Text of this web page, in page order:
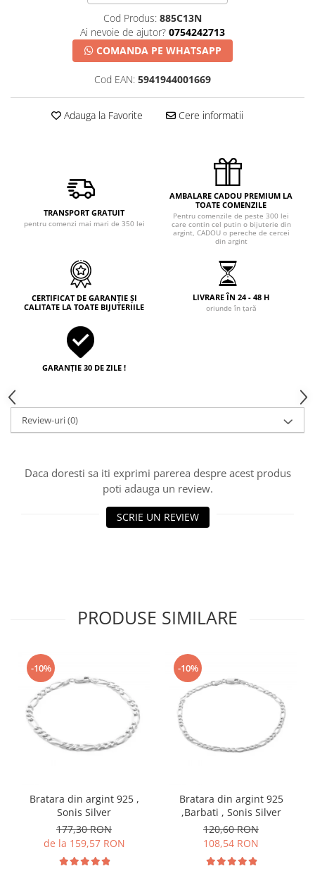
Cod Produs: 885C13N
Ai nevoie de ajutor? 0754242713
COMANDA PE WHATSAPP
Cod EAN: 5941944001669
Adauga la Favorite Cere informatii
TRANSPORT GRATUIT
pentru comenzi mai mari de 350 lei
AMBALARE CADOU PREMIUM LA
TOATE COMENZILE
Pentru comenzile de peste 300 lei
care contin cel putin o bijuterie din
argint, CADOU o pereche de cercei
din argint
CERTIFICAT DE GARANȚIE ȘI
CALITATE LA TOATE BIJUTERIILE
LIVRARE ÎN 24 - 48 H
oriunde în țară
GARANȚIE 30 DE ZILE !
Review-uri(0)
Daca doresti sa iti exprimi parerea despre acest produs
poti adauga un review.
SCRIE UN REVIEW
PRODUSE SIMILARE
-10%
Bratara din argint 925 ,
Sonis Silver
177,30 RON
de la 159,57 RON
-10%
Bratara din argint 925
,Barbati , Sonis Silver
120,60 RON
108,54 RON